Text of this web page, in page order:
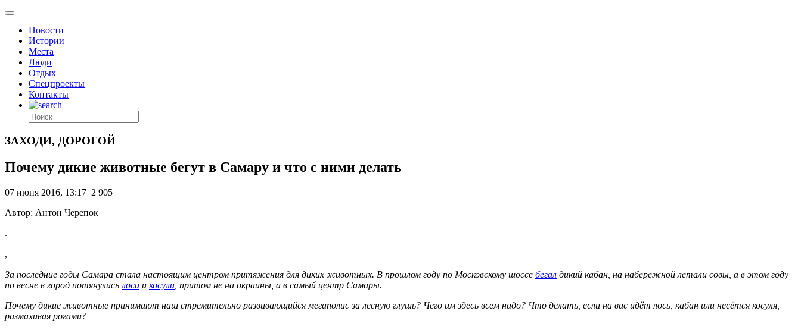
Новости
Истории
Места
Люди
Отдых
Спецпроекты
Контакты
ЗАХОДИ, ДОРОГОЙ
Почему дикие животные бегут в Самару и что с ними делать
07 июня 2016, 13:17 2 905
Автор: Антон Черепок
.
,
За последние годы Самара стала настоящим центром притяжения для диких животных. В прошлом году по Московскому шоссе бегал дикий кабан, на набережной летали совы, а в этом году
по весне в город потянулись лоси и косули , притом не на окраины, а в самый центр Самары.
Почему дикие животные принимают наш стремительно развивающийся мегаполис за лесную глушь? Чего им здесь всем надо? Что делать, если на вас идёт лось, кабан или несётся косуля,
размахивая рогами?